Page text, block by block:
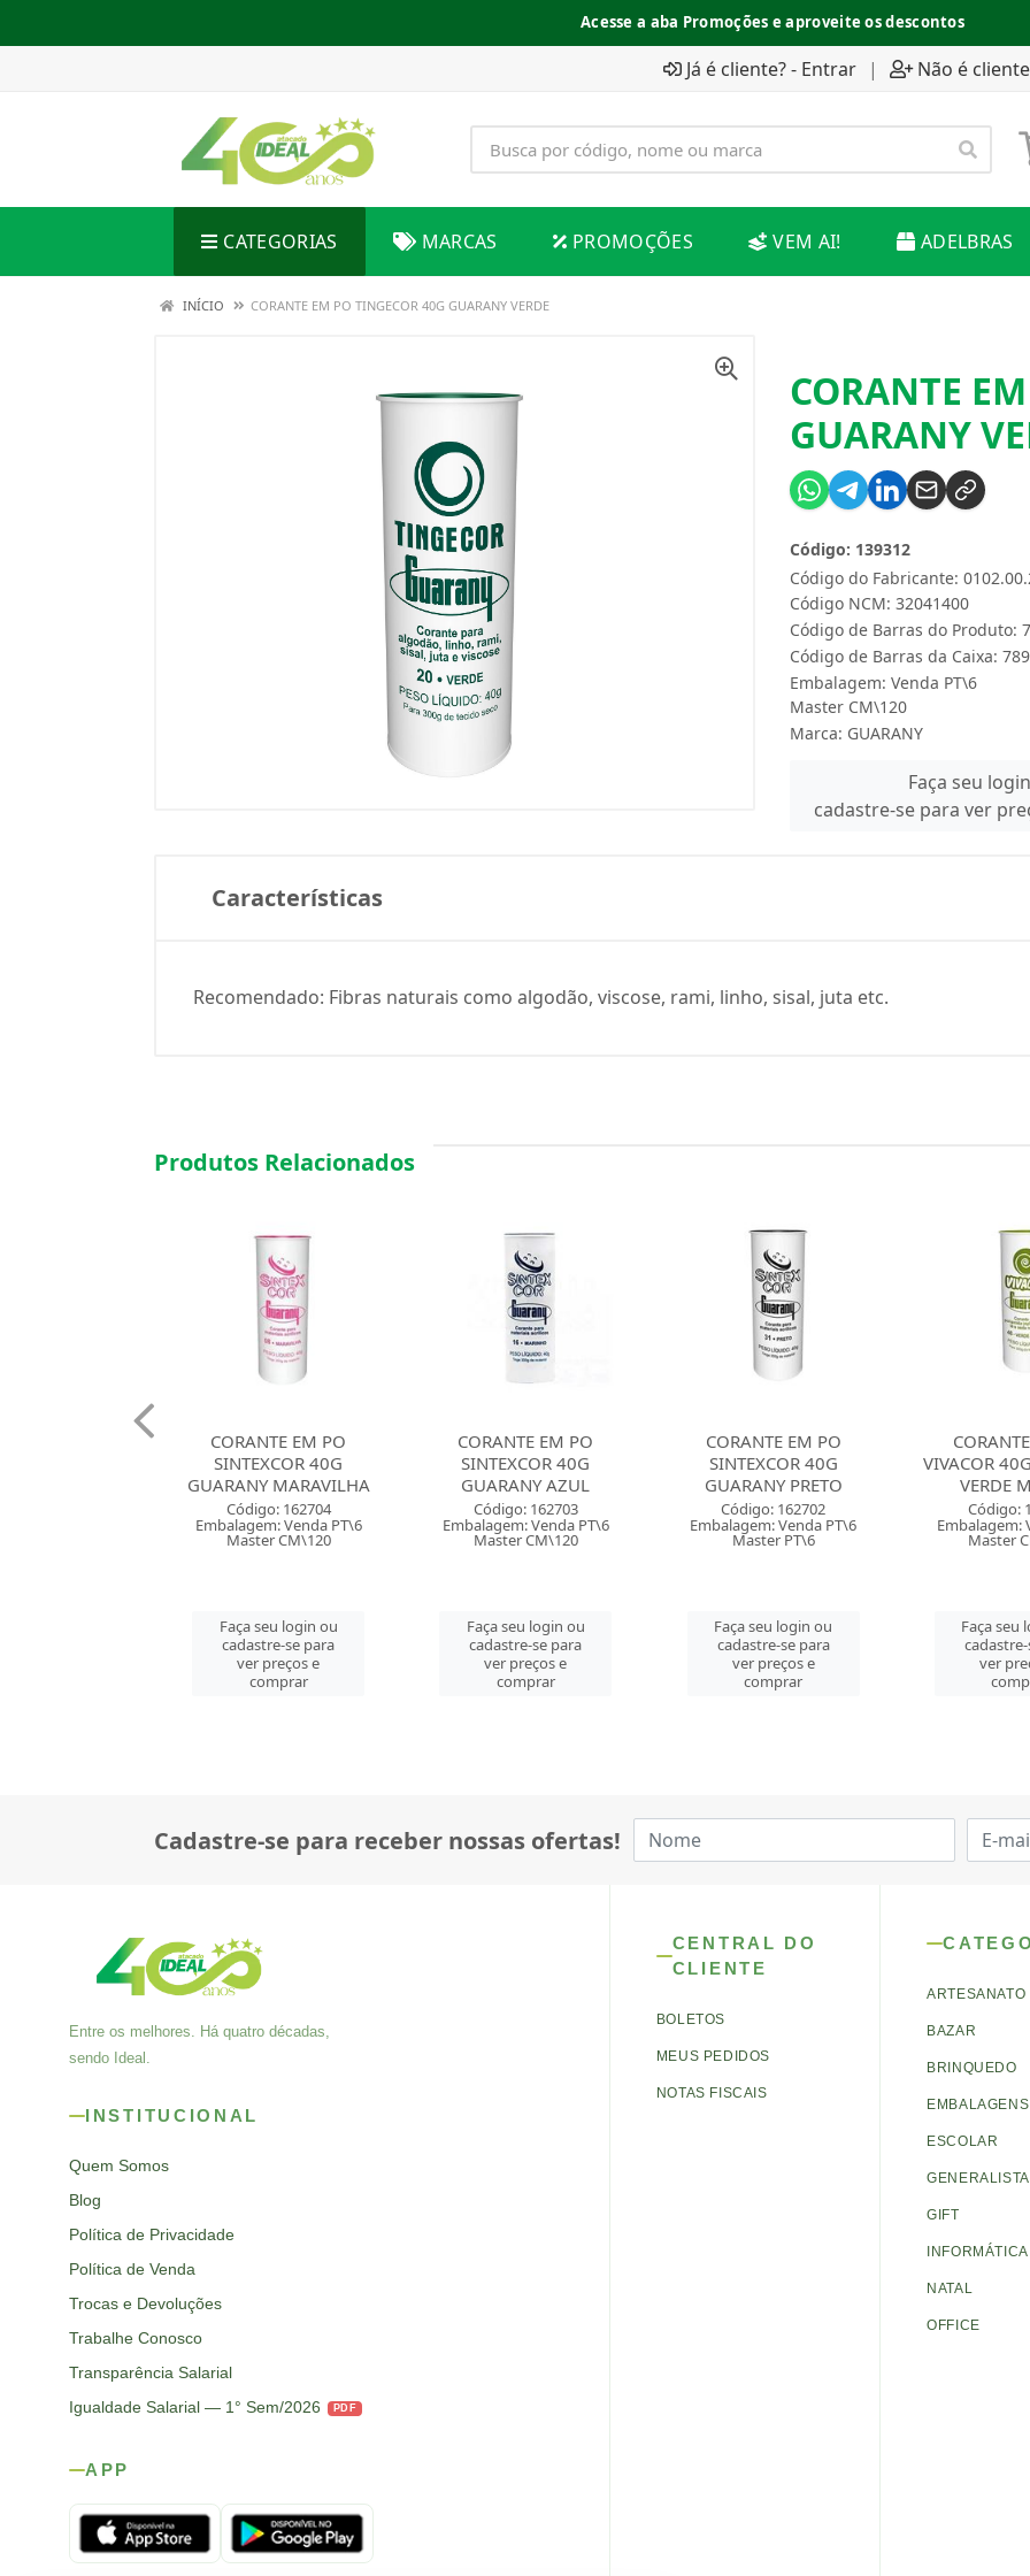
Acesse a aba Promoções e aproveite os descontos
Já é cliente? - Entrar | Não é
CATEGORIAS MARCAS PROMOÇÕES VEM AI! ADELBRAS
INÍCIO CORANTE EM PO TINGECOR 40G GUARANY VERDE
CORANTE
GUARANY
Código do Fabricante:
Código: 139312
Código NCM: 32041400
Código de Barras do Produto:
Código de Barras da Caixa:
Embalagem: Venda PT\6
Master CM\120
Marca: GUARANY
Faça seu
cadastre-se para ver
Características
Recomendado: Fibras naturais como algodão, viscose, rami, linho, sisal, juta etc.
Produtos Relacionados
CORANTE EM PO
SINTEXCOR 40G
GUARANY AZUL
Código: 162703
Embalagem: Venda PT\6
Master CM\120
Faça seu login ou
cadastre-se para
ver preços e
comprar
CORANTE EM PO
SINTEXCOR 40G
GUARANY PRETO
Código: 162702
Embalagem: Venda PT\6
Master PT\6
Faça seu login ou
cadastre-se para
ver preços e
comprar
CORANTE EM PO
VIVACOR 40G GUARANY
VERDE MUSGO
Código: 162701
Embalagem: Venda PT\6
Master CM\120
Faça seu login ou
cadastre-se para
ver preços e
comprar
VIVACOR
Código:
Embalagem:
Master
Faça seu
ver
Cadastre-se para receber nossas ofertas!
Entre os melhores. Há quatro décadas,
sendo Ideal.
INSTITUCIONAL
Quem Somos
Blog
Política de Privacidade
Política de Venda
Trocas e Devoluções
Trabalhe Conosco
Transparência Salarial
Igualdade Salarial — 1° Sem/2026
PDF
APP
CENTRAL DO
CLIENTE
BOLETOS
MEUS PEDIDOS
NOTAS FISCAIS
ARTESANATO
BAZAR
BRINQUEDO
ESCOLAR
GENERALISTA
GIFT
INFORMÁTICA
NATAL
OFFICE